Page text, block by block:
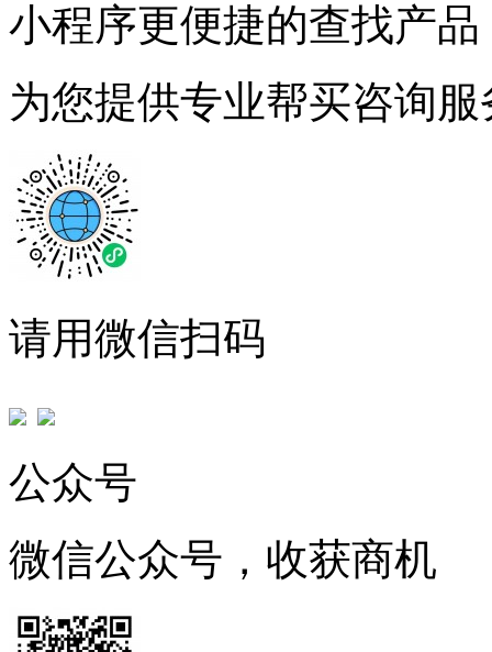
小程序更便捷的查找产品
为您提供专业帮买咨询服
请用微信扫码
公众号
微信公众号，收获商机